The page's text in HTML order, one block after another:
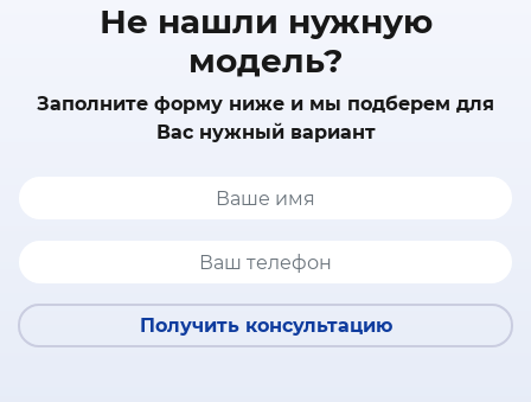
Не нашли нужную
модель?
Заполните форму ниже и мы подберем для
Вас нужный вариант
Получить консультацию